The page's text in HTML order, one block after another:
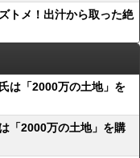
トメ！出汁から取った絶
は「2000万の土地」を
「2000万の土地」を購